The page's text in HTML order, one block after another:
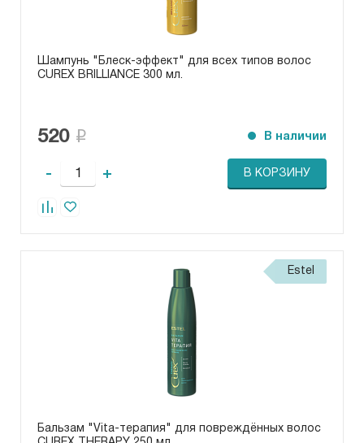
Шампунь "Блеск-эффект" для всех типов волос
CUREX BRILLIANCE 300 мл.
520 В наличии
- + В КОРЗИНУ
Estel
Бальзам "Vita-терапия" для повреждённых волос